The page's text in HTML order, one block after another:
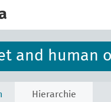
and human
Hierarchie